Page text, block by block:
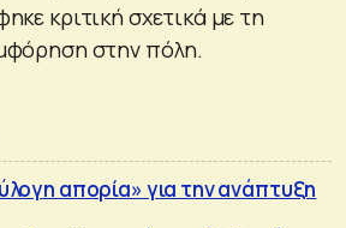
κριτική σχετικά με τη
στην πόλη.
απορία» για την ανάπτυξη